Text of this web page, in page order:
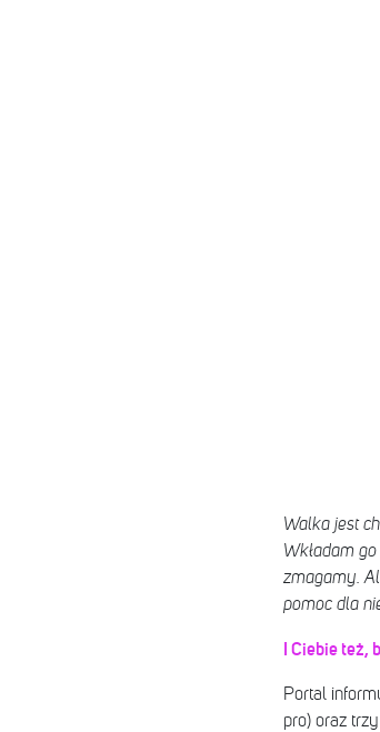
Walka jest
Wkładam
zmagamy.
pomoc dla
I Ciebie też,
Portal
pro) oraz